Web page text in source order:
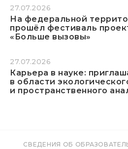
27.07.2026
На федеральной
прошёл фестиваль
«Больше вызовы»
27.07.2026
Карьера в науке:
в области
и пространственного
СВЕДЕНИЯ ОБ